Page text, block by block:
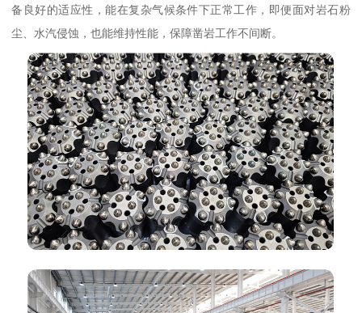
备良好的适应性，能在复杂气候条件下正常工作，即便面对岩石粉
尘、水汽侵蚀，也能维持性能，保障凿岩工作不间断。